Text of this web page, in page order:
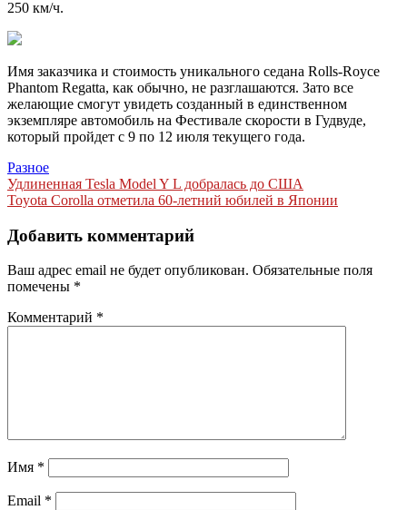
250 км/ч.
Имя заказчика и стоимость уникального седана Rolls-Royce
Phantom Regatta, как обычно, не разглашаются. Зато все
желающие смогут увидеть созданный в единственном
экземпляре автомобиль на Фестивале скорости в Гудвуде,
который пройдет с 9 по 12 июля текущего года.
Разное
Навигация
по
записям
Удлиненная Tesla Model Y L добралась до США
Toyota Corolla отметила 60-летний юбилей в Японии
Добавить комментарий
Ваш адрес email не будет опубликован. Обязательные поля
помечены *
Комментарий *
Имя *
Email *